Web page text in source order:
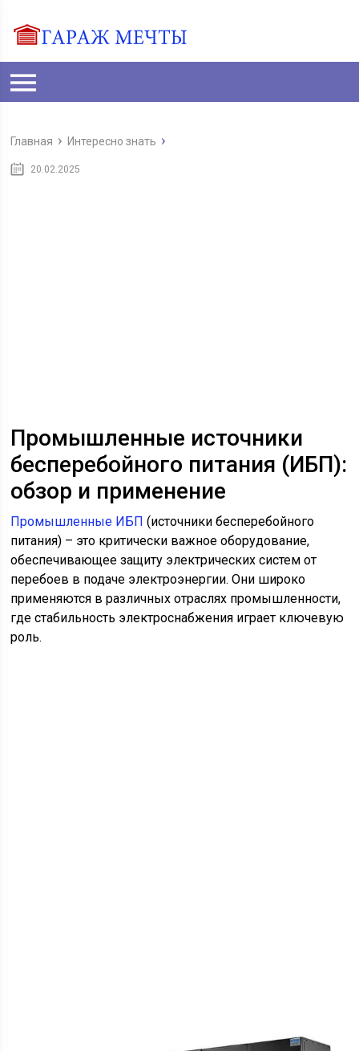
Главная Интересно знать
20.02.2025
Промышленные источники
бесперебойного питания (ИБП):
обзор и применение
Промышленные ИБП (источники бесперебойного
питания) – это критически важное оборудование,
обеспечивающее защиту электрических систем от
перебоев в подаче электроэнергии. Они широко
применяются в различных отраслях промышленности,
где стабильность электроснабжения играет ключевую
роль.